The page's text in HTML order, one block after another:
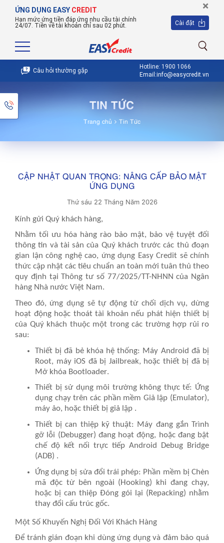
ỨNG DỤNG EASY CREDIT
Hạn mức ứng tiền đáp ứng nhu cầu tài chính
24/07. Tiền về tài khoản chỉ sau 02 phút.
×
Cài đặt
Câu hỏi thường gặp
Hotline: 1900 1066
Email:info@easycredit.vn
TIN TỨC
Trang chủ Tin Tức
CẬP NHẬT QUAN TRỌNG: NÂNG CẤP BẢO MẬT
ỨNG DỤNG
Thứ sáu 22 Tháng Năm 2026
Kính gửi Quý khách hàng,
Nhằm tối ưu hóa hàng rào bảo mật, bảo vệ tuyệt đối
thông tin và tài sản của Quý khách trước các thủ đoạn
gian lận công nghệ cao, ứng dụng Easy Credit sẽ chính
thức cập nhật các tiêu chuẩn an toàn mới tuân thủ theo
quy định tạiThông tư số 77/2025/TT-NHNN của Ngân
hàng Nhà nước Việt Nam.
Theo đó, ứng dụng sẽtự động từ chối dịch vụ, dừng
hoạt động hoặc thoát tài khoản nếu phát hiện thiết bị
của Quý khách thuộc một trong các trường hợp rủi ro
sau:
Thiết bị đã bẻ khóa hệ thống: Máy Android đã bị
Root, máy iOS đã bị Jailbreak, hoặc thiết bị đã bị
Mở khóa Bootloader.
Thiết bị sử dụng môi trường không thực tế: Ứng
dụng chạy trên các phần mềm Giả lập (Emulator),
máy ảo, hoặc thiết bị giả lập .
Thiết bị can thiệp kỹ thuật: Máy đang gắnTrình
gỡ lỗi (Debugger) đang hoạt động, hoặc đang bật
chế độ kết nối trực tiếp Android Debug Bridge
(ADB) .
Ứng dụng bị sửa đổi trái phép: Phần mềm bịChèn
mã độc từ bên ngoài (Hooking) khi đang chạy,
hoặc bị can thiệp Đóng gói lại (Repacking) nhằm
thay đổi cấu trúc gốc.
Một Số Khuyến Nghị Đối Với Khách Hàng
Để tránh gián đoạn khi dùng ứng dụng và đảm bảo quá